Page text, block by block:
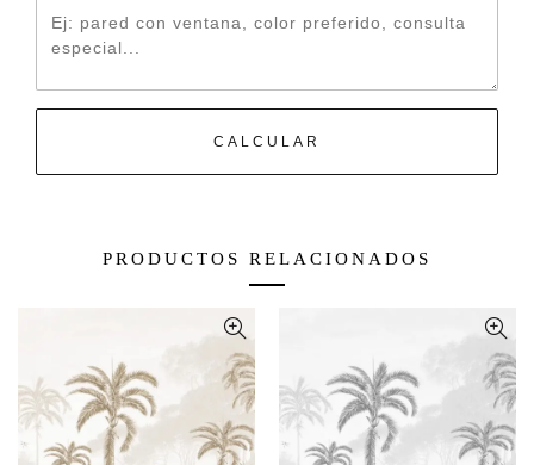
CALCULAR
PRODUCTOS RELACIONADOS